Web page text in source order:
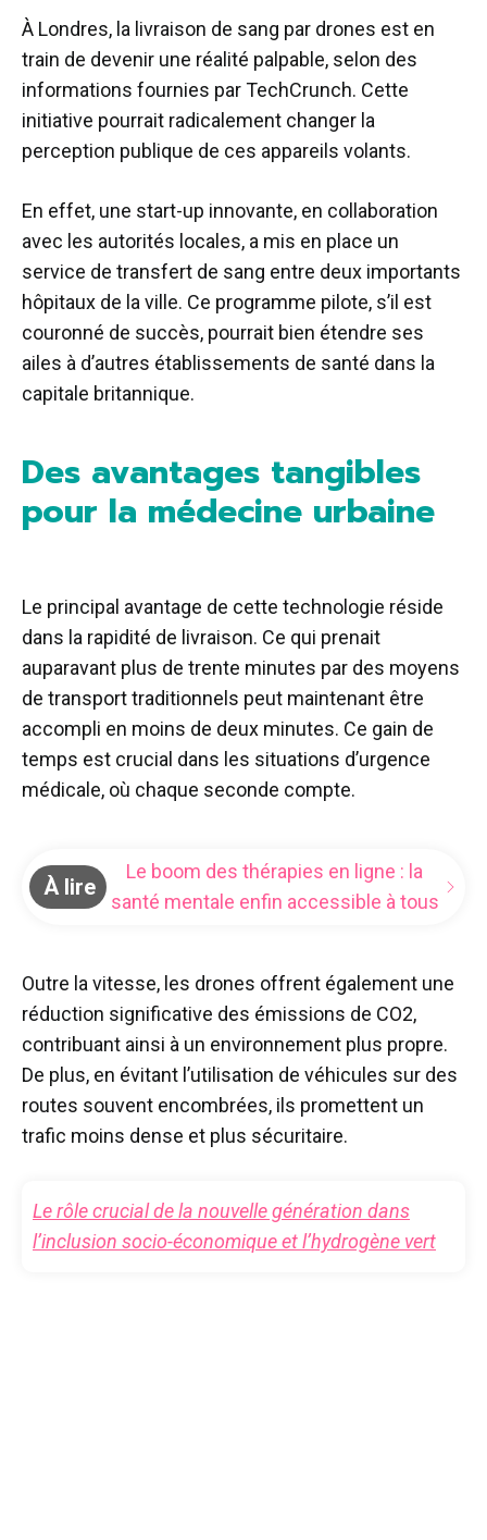
À Londres, la livraison de sang par drones est en
train de devenir une réalité palpable, selon des
informations fournies par TechCrunch. Cette
initiative pourrait radicalement changer la
perception publique de ces appareils volants.
En effet, une start-up innovante, en collaboration
avec les autorités locales, a mis en place un
service de transfert de sang entre deux importants
hôpitaux de la ville. Ce programme pilote, s’il est
couronné de succès, pourrait bien étendre ses
ailes à d’autres établissements de santé dans la
capitale britannique.
Des avantages tangibles
pour la médecine urbaine
Le principal avantage de cette technologie réside
dans la rapidité de livraison. Ce qui prenait
auparavant plus de trente minutes par des moyens
de transport traditionnels peut maintenant être
accompli en moins de deux minutes. Ce gain de
temps est crucial dans les situations d’urgence
médicale, où chaque seconde compte.
À lire
Le boom des thérapies en ligne : la
santé mentale enfin accessible à tous
Outre la vitesse, les drones offrent également une
réduction significative des émissions de CO2,
contribuant ainsi à un environnement plus propre.
De plus, en évitant l’utilisation de véhicules sur des
routes souvent encombrées, ils promettent un
trafic moins dense et plus sécuritaire.
Le rôle crucial de la nouvelle génération dans
l’inclusion socio-économique et l’hydrogène vert